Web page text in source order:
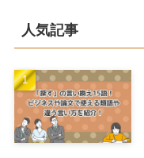
人気記事